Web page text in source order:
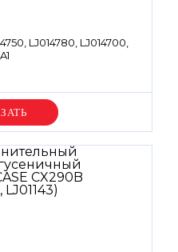
LJ014780, LJ014700,
цену